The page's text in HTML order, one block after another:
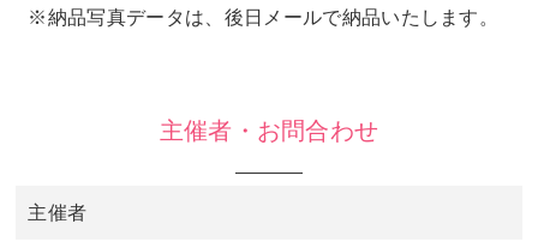
※納品写真データは、後日メールで納品いたします。
主催者・お問合わせ
主催者